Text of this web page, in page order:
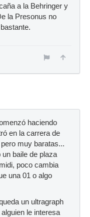
a la Behringer y
la Presonus no
haciendo
en la carrera de
muy baratas...
baile de plaza
poco cambia
una 01 o algo
un ultragraph
le interesa